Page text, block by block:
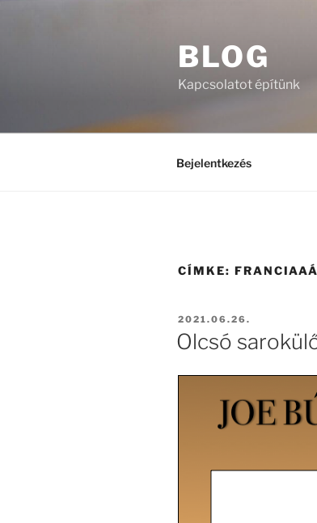
BLOG
Kapcsolatot építünk
Bejelentkezés
CÍMKE:
BEKÜLDVE:
2021.06.26.
Olcsó